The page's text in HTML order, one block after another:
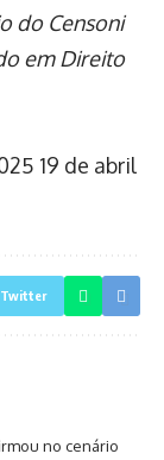
do Censoni
em Direito
19 de abril
Twitter
no cenário